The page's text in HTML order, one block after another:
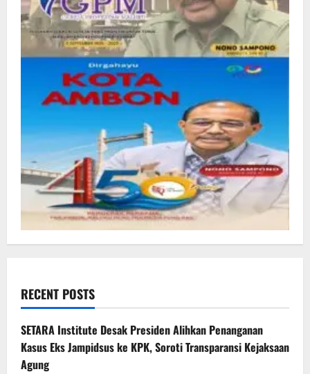
RECENT POSTS
SETARA Institute Desak Presiden Alihkan Penanganan
Kasus Eks Jampidsus ke KPK, Soroti Transparansi Kejaksaan
Agung